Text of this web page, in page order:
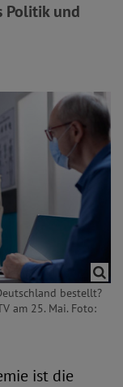
Politik und
bestellt?
am 25. Mai. Foto:
ist die